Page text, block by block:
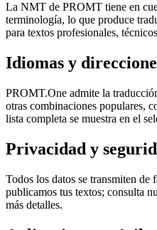
La NMT de PROMT tiene en
terminología, lo que produce
para textos profesionales,
Idiomas y
PROMT.One admite la
otras combinaciones populares,
lista completa se muestra en el
Privacidad y
Todos los datos se transmiten
publicamos tus textos; consulta
más detalles.